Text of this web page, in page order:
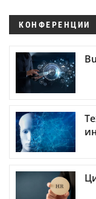
КОНФЕРЕНЦИИ